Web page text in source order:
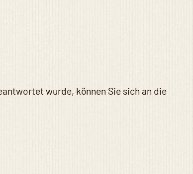
wurde, können Sie sich an die